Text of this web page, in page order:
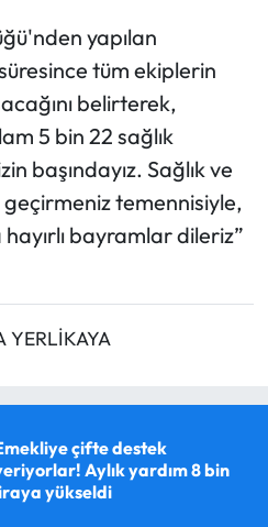
yapılan
tüm ekiplerin
belirterek,
5 bin 22 sağlık
başındayız. Sağlık ve
temennisiyle,
bayramlar dileriz”
YERLİKAYA
çifte destek
Aylık yardım 8 bin
yükseldi